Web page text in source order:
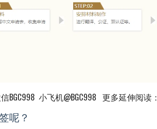
小飞机@BGC998 更多延伸阅读：
呢？